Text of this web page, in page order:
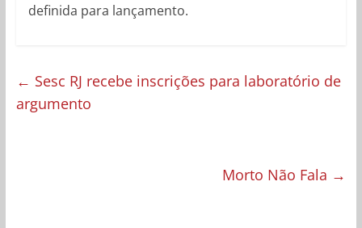
definida para lançamento.
← Sesc RJ recebe inscrições para laboratório de
argumento
Morto Não Fala →